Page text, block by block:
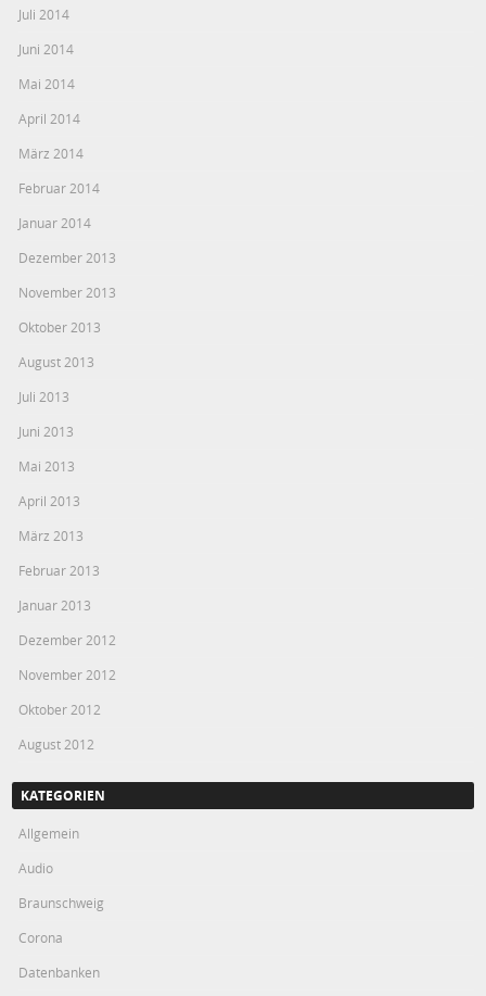
Juli 2014
Juni 2014
Mai 2014
April 2014
März 2014
Februar 2014
Januar 2014
Dezember 2013
November 2013
Oktober 2013
August 2013
Juli 2013
Juni 2013
Mai 2013
April 2013
März 2013
Februar 2013
Januar 2013
Dezember 2012
November 2012
Oktober 2012
August 2012
KATEGORIEN
Allgemein
Audio
Braunschweig
Corona
Datenbanken